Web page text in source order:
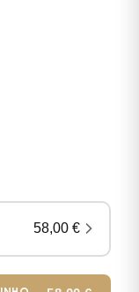
58,00€